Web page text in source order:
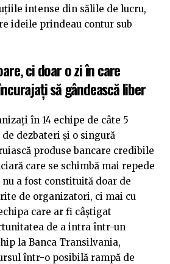
intense din sălile de lucru,
ideile prindeau contur sub
ci doar o zi în care
să gândească liber
în 14 echipe de câte 5
dezbateri și o singură
produse bancare credibile
care se schimbă mai repede
a fost constituită doar de
de organizatori, ci mai cu
care ar fi câștigat
de a intra într-un
la Banca Transilvania,
într-o posibilă rampă de